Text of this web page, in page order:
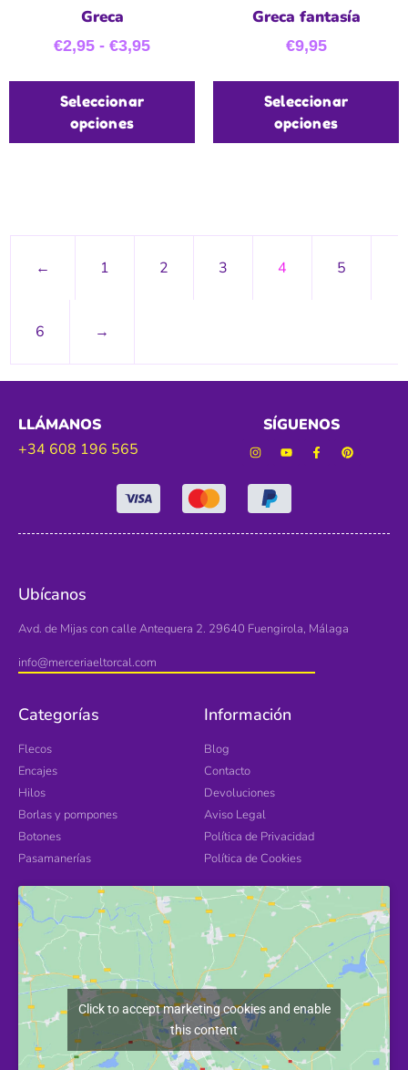
Greca
€2,95 - €3,95
Seleccionar
opciones
Greca fantasía
€9,95
Seleccionar
opciones
← 1 2 3 4 5
6 →
LLÁMANOS
+34 608 196 565
SÍGUENOS
Ubícanos
Avd. de Mijas con calle Antequera 2. 29640 Fuengirola, Málaga
info@merceriaeltorcal.com
Categorías
Flecos
Encajes
Hilos
Borlas y pompones
Botones
Pasamanerías
Información
Blog
Contacto
Devoluciones
Aviso Legal
Política de Privacidad
Política de Cookies
Click to accept marketing cookies and enable
this content